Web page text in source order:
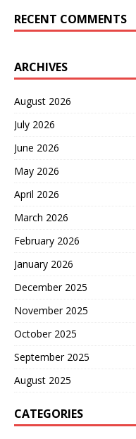
突，尤其是在核武时代，任
何误判都可能带来灾难。 基
风，而是基于他多年目睹的
大国博弈经验。比如冷战时
器，互相威胁，但最终靠外
交手段避免了核战争。他在
书中曾提到，世界秩序需要
靠力量平衡维持，而非一方
斯现役核弹头超过1700枚，
朝鲜拥有几十枚核弹头，日
本虽无核武但具备快速发展
潜力。这些国家都有其与美
对北约东扩不满，朝鲜因制
裁愤怒，日本想寻求更大独
立性。中国则走的是改革开
放和融入全球体系的道路，
益，而非对外挑衅。 话说回
来，基辛格去世后，他的观
2023年11月29日，他在康
上聚集了多位美国政要。他
把所有国家都视为敌人，尤
其是中国，双方需要学会共
RECENT COMMENTS
ARCHIVES
August 2026
July 2026
June 2026
May 2026
April 2026
March 2026
February 2026
January 2026
December 2025
November 2025
October 2025
September 2025
August 2025
CATEGORIES